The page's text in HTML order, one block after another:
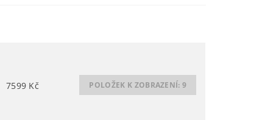
7599 Kč POLOŽEK K ZOBRAZENÍ:9